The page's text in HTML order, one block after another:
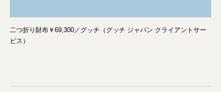
二つ折り財布￥69,300／グッチ（グッチ ジャパン クライアントサー
ビス）